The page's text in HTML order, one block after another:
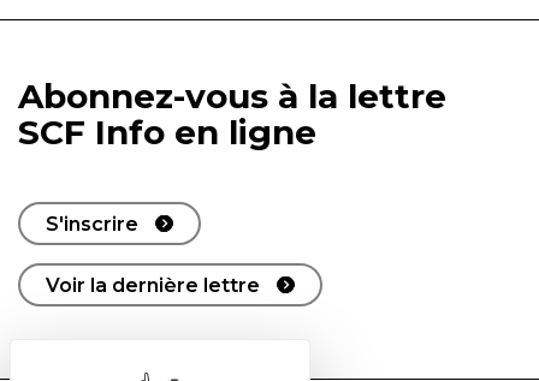
Abonnez-vous à la lettre
SCF Info en ligne
S'inscrire
Voir la dernière lettre